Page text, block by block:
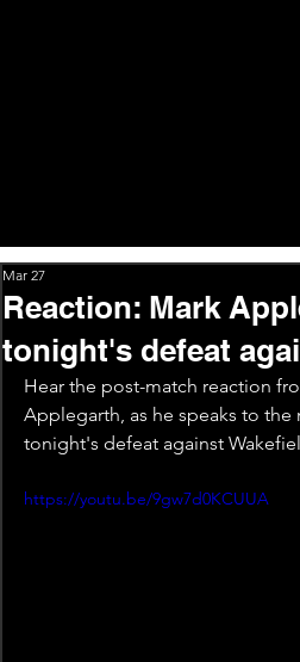
Reaction: Mark
tonight's defeat
Mar 27
Hear the post-match reaction
Applegarth, as he speaks to
tonight's defeat against
https://youtu.be/9gw7d0KCUUA